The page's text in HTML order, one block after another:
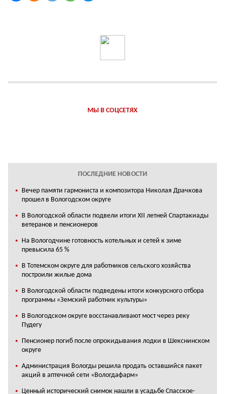
МЫ В СОЦСЕТЯХ
ПОСЛЕДНИЕ НОВОСТИ
Вечер памяти гармониста и композитора Николая Драчкова
прошел в Вологодском округе
В Вологодской области подвели итоги XII летней Спартакиады
ветеранов и пенсионеров
На Вологодчине готовность котельных и сетей к зиме
превысила 65 %
В Тотемском округе для работников сельского хозяйства
построили жилые дома
В Вологодской области подведены итоги конкурсного отбора
программы «Земский работник культуры»
В Вологодском округе восстанавливают мост через реку
Пудегу
Пенсионер погиб после опрокидывания лодки в Шекснинском
округе
Администрация Вологды решила продать оставшийся пакет
акций в аптечной сети «Вологдафарм»
Ценный исторический снимок нашли в усадьбе Спасское-